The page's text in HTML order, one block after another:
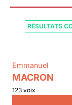
RÉSULTATS
Emmanuel
MACRON
123 voix